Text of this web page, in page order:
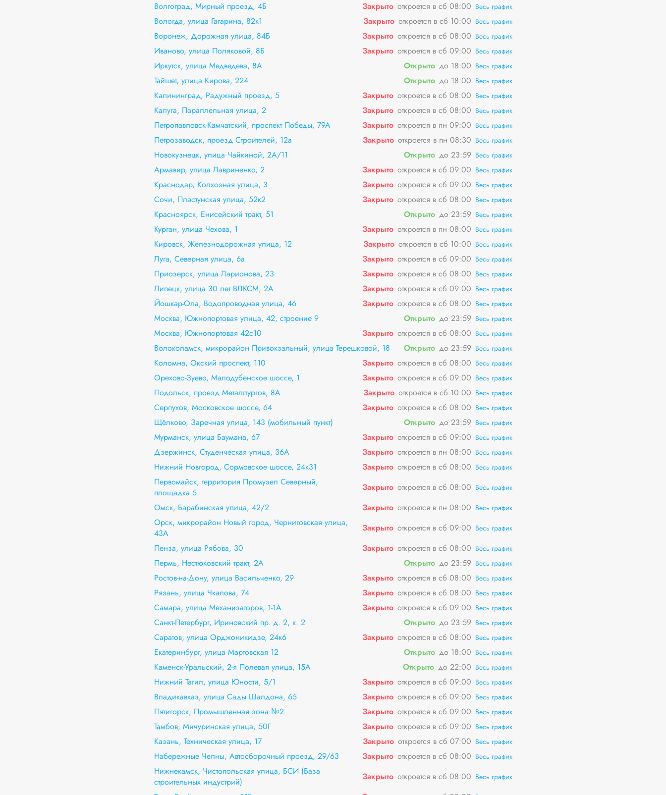
Волгоград, Мирный проезд, 4Б Закрыто откроется в сб 08:00 Весь график
Вологда, улица Гагарина, 82к1 Закрыто откроется в сб 10:00 Весь график
Воронеж, Дорожная улица, 84Б Закрыто откроется в сб 08:00 Весь график
Иваново, улица Поляковой, 8Б Закрыто откроется в сб 09:00 Весь график
Иркутск, улица Медведева, 8А Открыто до 18:00 Весь график
Тайшет, улица Кирова, 224 Открыто до 18:00 Весь график
Калининград, Радужный проезд, 5 Закрыто откроется в сб 08:00 Весь график
Калуга, Параллельная улица, 2 Закрыто откроется в сб 08:00 Весь график
Петропавловск-Камчатский, проспект Победы, 79А Закрыто откроется в пн 09:00 Весь график
Петрозаводск, проезд Строителей, 12а Закрыто откроется в пн 08:30 Весь график
Новокузнецк, улица Чайкиной, 2А/11 Открыто до 23:59 Весь график
Армавир, улица Лавриненко, 2 Закрыто откроется в сб 09:00 Весь график
Краснодар, Колхозная улица, 3 Закрыто откроется в сб 09:00 Весь график
Сочи, Пластунская улица, 52к2 Закрыто откроется в сб 08:00 Весь график
Красноярск, Енисейский тракт, 51 Открыто до 23:59 Весь график
Курган, улица Чехова, 1 Закрыто откроется в пн 08:00 Весь график
Кировск, Железнодорожная улица, 12 Закрыто откроется в сб 10:00 Весь график
Луга, Северная улица, 6а Закрыто откроется в сб 09:00 Весь график
Приозерск, улица Ларионова, 23 Закрыто откроется в сб 08:00 Весь график
Липецк, улица 30 лет ВЛКСМ, 2А Закрыто откроется в сб 09:00 Весь график
Йошкар-Ола, Водопроводная улица, 46 Закрыто откроется в сб 08:00 Весь график
Москва, Южнопортовая улица, 42, строение 9 Открыто до 23:59 Весь график
Москва, Южнопортовая 42с10 Закрыто откроется в сб 08:00 Весь график
Волоколамск, микрорайон Привокзальный, улица Терешковой, 18 Открыто до 23:59 Весь график
Коломна, Окский проспект, 110 Закрыто откроется в сб 08:00 Весь график
Орехово-Зуево, Малодубенское шоссе, 1 Закрыто откроется в сб 09:00 Весь график
Подольск, проезд Металлургов, 8А Закрыто откроется в сб 10:00 Весь график
Серпухов, Московское шоссе, 64 Закрыто откроется в сб 08:00 Весь график
Щёлково, Заречная улица, 143 (мобильный пункт) Открыто до 23:59 Весь график
Мурманск, улица Баумана, 67 Закрыто откроется в сб 09:00 Весь график
Дзержинск, Студенческая улица, 36А Закрыто откроется в пн 08:00 Весь график
Нижний Новгород, Сормовское шоссе, 24к31 Закрыто откроется в сб 08:00 Весь график
Первомайск, территория Промузел Северный,
площадка 5
Закрыто откроется в сб 08:00 Весь график
Омск, Барабинская улица, 42/2 Закрыто откроется в пн 08:00 Весь график
Орск, микрорайон Новый город, Черниговская улица,
43А
Закрыто откроется в сб 09:00 Весь график
Пенза, улица Рябова, 30 Закрыто откроется в сб 08:00 Весь график
Пермь, Нестюковский тракт, 2А Открыто до 23:59 Весь график
Ростов-на-Дону, улица Васильченко, 29 Закрыто откроется в сб 08:00 Весь график
Рязань, улица Чкалова, 74 Закрыто откроется в сб 08:00 Весь график
Самара, улица Механизаторов, 1-1А Закрыто откроется в сб 09:00 Весь график
Санкт-Петербург, Ириновский пр. д. 2, к. 2 Открыто до 23:59 Весь график
Саратов, улица Орджоникидзе, 24к6 Закрыто откроется в сб 08:00 Весь график
Екатеринбург, улица Мартовская 12 Открыто до 18:00 Весь график
Каменск-Уральский, 2-я Полевая улица, 15А Открыто до 22:00 Весь график
Нижний Тагил, улица Юности, 5/1 Закрыто откроется в сб 09:00 Весь график
Владикавказ, улица Сады Шалдона, 65 Закрыто откроется в сб 09:00 Весь график
Пятигорск, Промышленная зона №2 Закрыто откроется в сб 09:00 Весь график
Тамбов, Мичуринская улица, 50Г Закрыто откроется в сб 09:00 Весь график
Казань, Техническая улица, 17 Закрыто откроется в сб 07:00 Весь график
Набережные Челны, Автосборочный проезд, 29/63 Закрыто откроется в сб 08:00 Весь график
Нижнекамск, Чистопольская улица, БСИ (База
строительных индустрий)
Закрыто откроется в сб 08:00 Весь график